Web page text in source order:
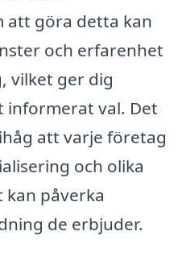
att göra detta kan
och erfarenhet
vilket ger dig
val. Det
att varje företag
och olika
påverka
de erbjuder.